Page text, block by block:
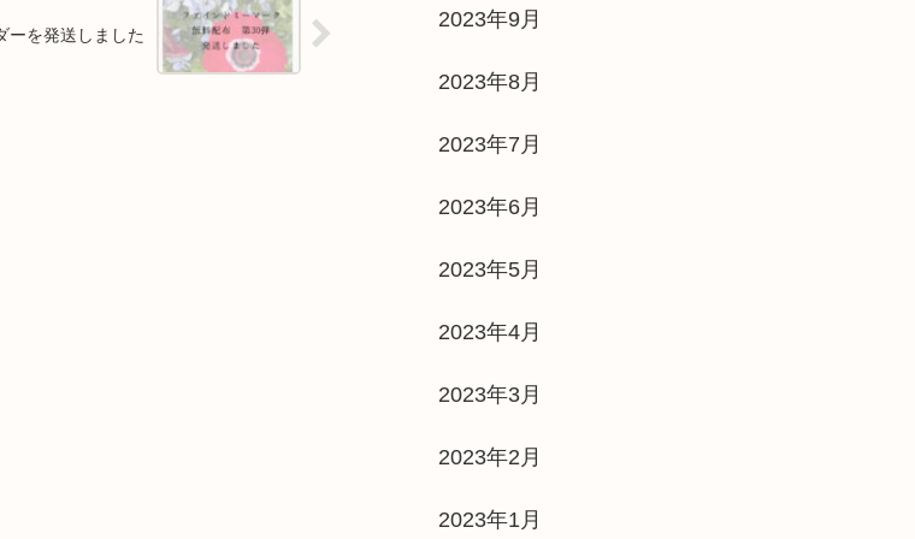
ーを発送しました
2023年9月
2023年8月
2023年7月
2023年6月
2023年5月
2023年4月
2023年3月
2023年2月
2023年1月